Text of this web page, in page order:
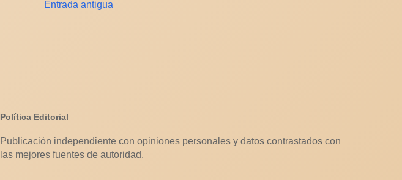
Entrada antigua
Política Editorial
Publicación independiente con opiniones personales y datos contrastados con
las mejores fuentes de autoridad.